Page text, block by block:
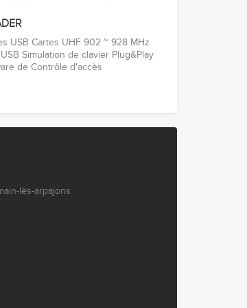
USB Cartes UHF 902 ~ 928 MHz
Simulation de clavier Plug&Play
de Contrôle d'accès
lès-arpajons